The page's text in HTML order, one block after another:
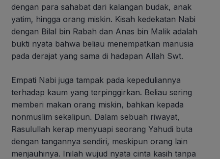
dengan para sahabat dari kalangan budak, anak
yatim, hingga orang miskin. Kisah kedekatan Nabi
dengan Bilal bin Rabah dan Anas bin Malik adalah
bukti nyata bahwa beliau menempatkan manusia
pada derajat yang sama di hadapan Allah Swt.
Empati Nabi juga tampak pada kepeduliannya
terhadap kaum yang terpinggirkan. Beliau sering
memberi makan orang miskin, bahkan kepada
nonmuslim sekalipun. Dalam sebuah riwayat,
Rasulullah kerap menyuapi seorang Yahudi buta
dengan tangannya sendiri, meskipun orang lain
menjauhinya. Inilah wujud nyata cinta kasih tanpa